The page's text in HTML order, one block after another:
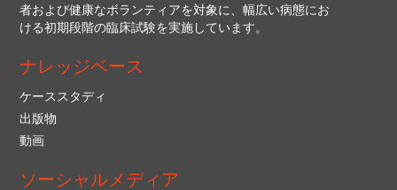
者および健康なボランティアを対象に、幅広い病態にお
ける初期段階の臨床試験を実施しています。
ナレッジベース
ケーススタディ
出版物
動画
ソーシャルメディア